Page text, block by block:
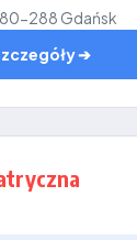
288 Gdańsk
➔